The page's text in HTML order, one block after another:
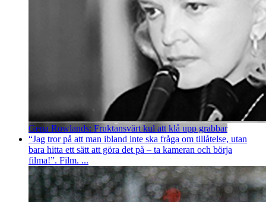
Gena Rowlands: Fruktansvärt kul att klå upp grabbar
“Jag tror på att man ibland inte ska fråga om tillåtelse, utan
bara hitta ett sätt att göra det på – ta kameran och börja
filma!”. Film. ...